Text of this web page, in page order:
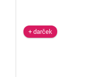
+ darček